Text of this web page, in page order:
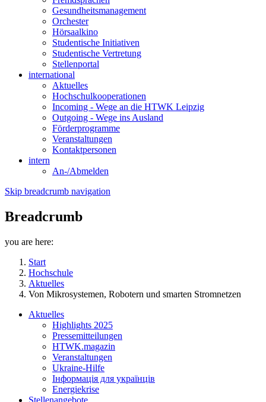
Gesundheitsmanagement
Orchester
Hörsaalkino
Studentische Initiativen
Studentische Vertretung
Stellenportal
international
Aktuelles
Hochschulkooperationen
Incoming - Wege an die HTWK Leipzig
Outgoing - Wege ins Ausland
Förderprogramme
Veranstaltungen
Kontaktpersonen
intern
An-/Abmelden
Skip breadcrumb navigation
Breadcrumb
you are here:
Start
Hochschule
Aktuelles
Von Mikrosystemen, Robotern und smarten Stromnetzen
Aktuelles
Highlights 2025
Pressemitteilungen
HTWK.magazin
Veranstaltungen
Ukraine-Hilfe
Інформація для українців
Energiekrise